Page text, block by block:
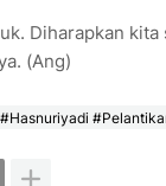
Diharapkan
(Ang)